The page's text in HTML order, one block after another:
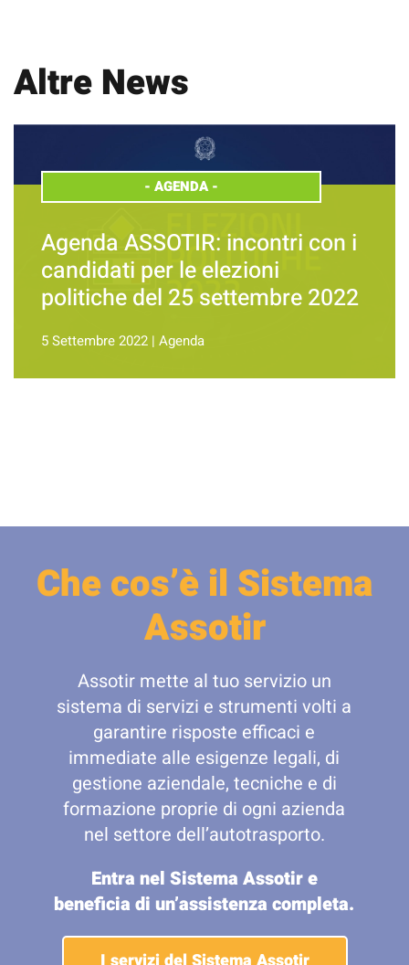
Altre News
- AGENDA-
Agenda ASSOTIR: incontri con i
candidati per le elezioni
politiche del 25 settembre 2022
5 Settembre 2022 | Agenda
Che cos’è il Sistema
Assotir
Assotir mette al tuo servizio un
sistema di servizi e strumenti volti a
garantire risposte efficaci e
immediate alle esigenze legali, di
gestione aziendale, tecniche e di
formazione proprie di ogni azienda
nel settore dell’autotrasporto.
Entra nel Sistema Assotir e
beneficia di un’assistenza completa.